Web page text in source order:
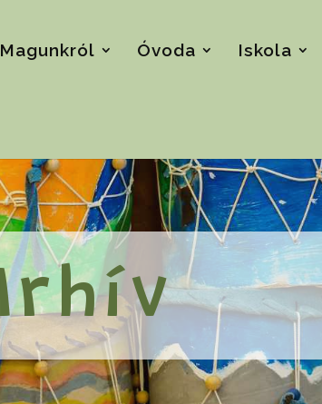
Magunkról Óvoda Iskola